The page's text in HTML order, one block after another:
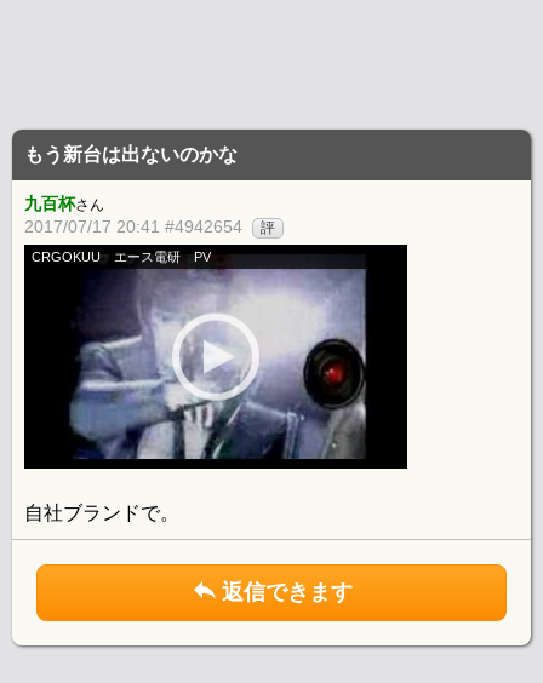
もう新台は出ないのかな
九百杯さん
2017/07/17 20:41 #4942654 評
CRGOKUU エース電研 PV
自社ブランドで。
返信できます